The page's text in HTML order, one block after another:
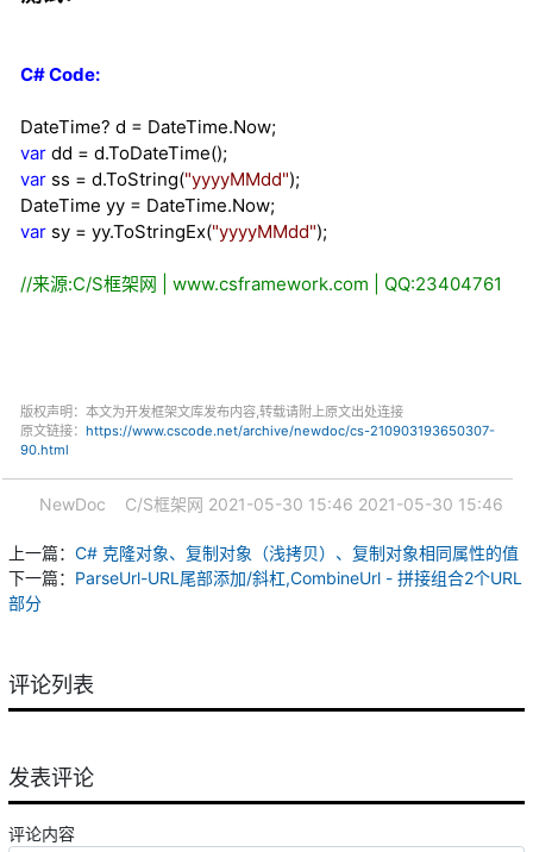
C# Code:
DateTime? d = DateTime.Now;
var dd = d.ToDateTime();
var ss = d.ToString("yyyyMMdd");
DateTime yy = DateTime.Now;
var sy = yy.ToStringEx("yyyyMMdd");
//来源:C/S框架网 | www.csframework.com | QQ:23404761
版权声明：本文为开发框架文库发布内容,转载请附上原文出处连接
原文链接： https://www.cscode.net/archive/newdoc/cs-210903193650307-
90.html
NewDoc C/S框架网 2021-05-30 15:46 2021-05-30 15:46
上一篇： C# 克隆对象、复制对象（浅拷贝）、复制对象相同属性的值
下一篇： ParseUrl-URL尾部添加/斜杠,CombineUrl - 拼接组合2个URL
部分
评论列表
发表评论
评论内容